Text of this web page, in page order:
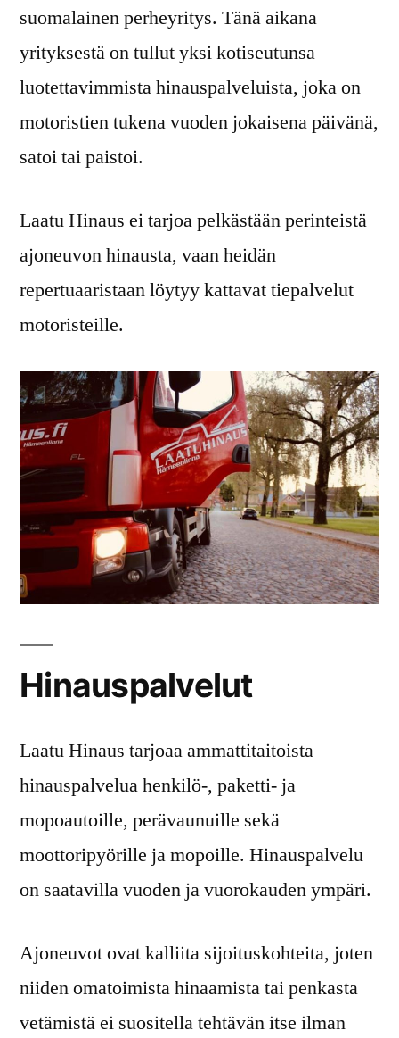
suomalainen perheyritys. Tänä aikana
yrityksestä on tullut yksi kotiseutunsa
luotettavimmista hinauspalveluista, joka on
motoristien tukena vuoden jokaisena päivänä,
satoi tai paistoi.
Laatu Hinaus ei tarjoa pelkästään perinteistä
ajoneuvon hinausta, vaan heidän
repertuaaristaan löytyy kattavat tiepalvelut
motoristeille.
Hinauspalvelut
Laatu Hinaus tarjoaa ammattitaitoista
hinauspalvelua henkilö-, paketti- ja
mopoautoille, perävaunuille sekä
moottoripyörille ja mopoille. Hinauspalvelu
on saatavilla vuoden ja vuorokauden ympäri.
Ajoneuvot ovat kalliita sijoituskohteita, joten
niiden omatoimista hinaamista tai penkasta
vetämistä ei suositella tehtävän itse ilman